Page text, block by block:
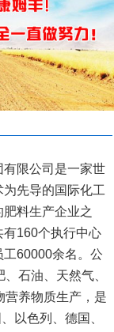
限公司是一家世
先导的国际化工
料生产企业之
160个执行中心
60000余名。公
石油、天然气、
营养物质生产，是
以色列、德国、